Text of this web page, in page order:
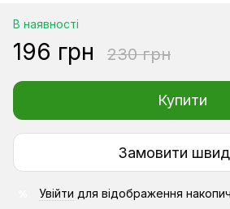
В наявності
196 грн 230 грн
Купити
Замовити
Увійти для відображення